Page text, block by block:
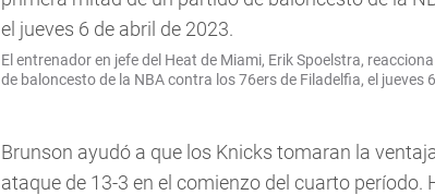
El entrenador en jefe del Heat de Miami, Erik Spoelstra,
de baloncesto de la NBA contra los 76ers de Filadelfia, el jueves
Brunson ayudó a que los Knicks tomaran la
ataque de 13-3 en el comienzo del cuarto período.